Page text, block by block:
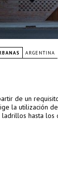
ARGENTINA
de un
la utilización
hasta los